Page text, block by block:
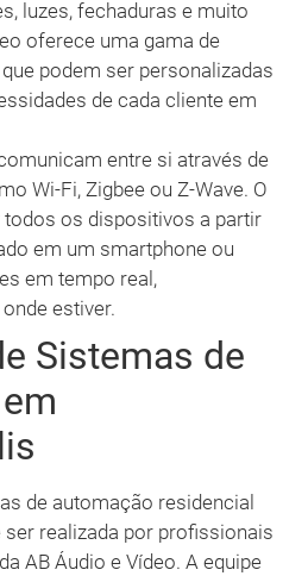
luzes, fechaduras e muito
oferece uma gama de
podem ser personalizadas
de cada cliente em
entre si através de
Wi-Fi, Zigbee ou Z-Wave. O
os dispositivos a partir
em um smartphone ou
em tempo real,
estiver.
Sistemas de
de automação residencial
realizada por profissionais
AB Áudio e Vídeo. A equipe